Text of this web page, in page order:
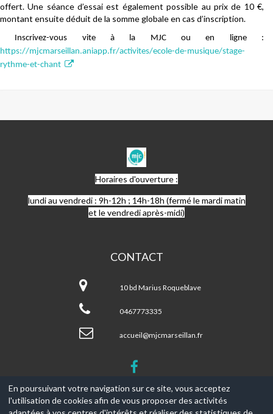
offert. Une séance d’essai est également possible au prix de 10 €,
montant ensuite déduit de la somme globale en cas d’inscription.
Inscrivez-vous vite à la MJC ou en ligne :
https://mjcmarseillan.aniapp.fr/activites/ecole-de-musique/stage-
rythme-et-chant
MJC
MARSEILLAN
Horaires d'ouverture :
lundi au vendredi : 9h-12h ; 14h-18h (fermé le mardi matin
et le vendredi après-midi)
CONTACT
Marseillan
10 bd Marius Roqueblave
0467773335
accueil@mjcmarseillan.fr
© 2017-2026, Ce site est propulsé par Aniapps.fr
En poursuivant votre navigation sur ce site, vous acceptez
l'utilisation de cookies afin de vous proposer des activités